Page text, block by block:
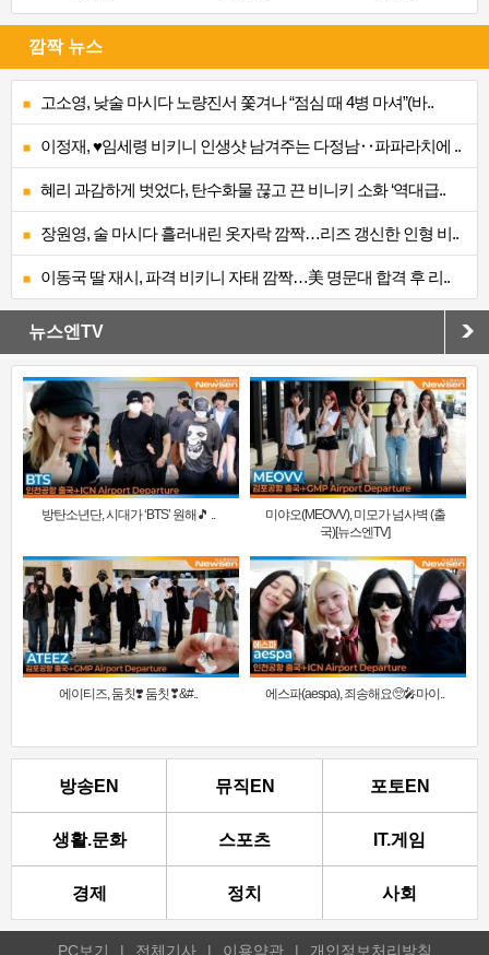
깜짝 뉴스
고소영, 낮술 마시다 노량진서 쫓겨나 “점심 때 4병 마셔”(바..
이정재, ♥임세령 비키니 인생샷 남겨주는 다정남‥파파라치에 ..
혜리 과감하게 벗었다, 탄수화물 끊고 끈 비니키 소화 ‘역대급..
장원영, 술 마시다 흘러내린 옷자락 깜짝…리즈 갱신한 인형 비..
이동국 딸 재시, 파격 비키니 자태 깜짝…美 명문대 합격 후 리..
뉴스엔TV
방탄소년단, 시대가 ‘BTS’ 원해🎵 ..
미야오(MEOVV), 미모가 넘사벽 (출
국)[뉴스엔TV]
에이티즈, 둠칫❣️ 둠칫❣&#.. 에스파(aespa), 죄송해요🥺🎤마이..
방송EN 뮤직EN 포토EN
생활.문화 스포츠 IT.게임
경제 정치 사회
PC보기 | 전체기사 | 이용약관 | 개인정보처리방침